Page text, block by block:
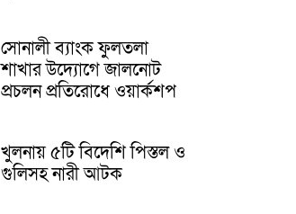
সোনালী ব্যাংক ফুলতলা
শাখার উদ্যোগে জালনোট
প্রচলন প্রতিরোধে ওয়ার্কশপ
খুলনায় ৫টি বিদেশি পিস্তল ও
গুলিসহ নারী আটক